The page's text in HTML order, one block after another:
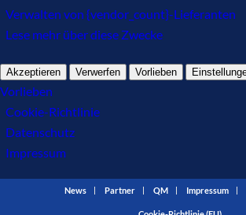
Verwalten von {vendor_count}-Lieferanten
Lese mehr über diese Zwecke
Akzeptieren Verwerfen Vorlieben
Vorlieben
Cookie-Richtlinie
Datenschutz
Impressum
News Partner QM Impressum